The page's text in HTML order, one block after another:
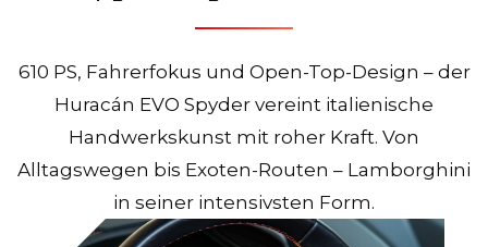
610 PS, Fahrerfokus und Open-Top-Design – der
Huracán EVO Spyder vereint italienische
Handwerkskunst mit roher Kraft. Von
Alltagswegen bis Exoten-Routen – Lamborghini
in seiner intensivsten Form.